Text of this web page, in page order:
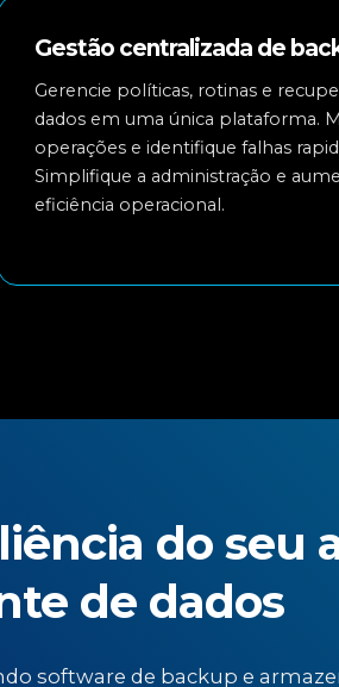
Gestão centralizada de
Gerencie políticas, rotinas e
dados em uma única plataforma.
operações e identifique falhas
Simplifique a administração e
eficiência operacional.
do seu
de dados
software de backup e